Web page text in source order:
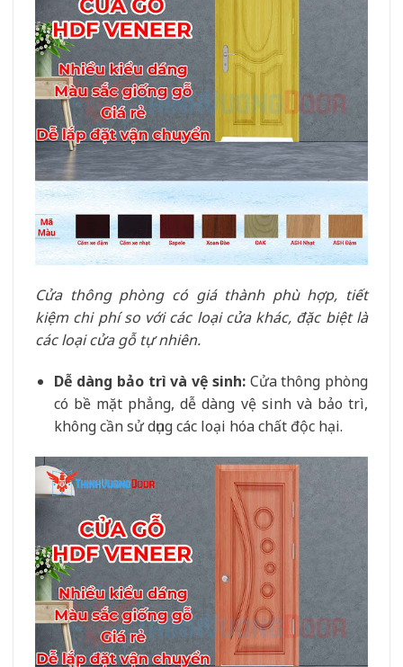
Cửa thông phòng có giá thành phù hợp, tiết
kiệm chi phí so với các loại cửa khác, đặc biệt là
các loại cửa gỗ tự nhiên.
Dễ dàng bảo trì và vệ sinh: Cửa thông phòng
có bề mặt phẳng, dễ dàng vệ sinh và bảo trì,
không cần sử dụng các loại hóa chất độc hại.